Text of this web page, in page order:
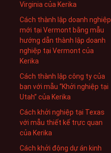
Virginia của Kerika
Cách thành lập doanh nghiệp
mới tại Vermont bằng mẫu
hướng dẫn thành lập doanh
nghiệp tại Vermont của
Kerika
Cách thành lập công ty của
bạn với mẫu “Khởi nghiệp tại
Utah” của Kerika
Cách khởi nghiệp tại Texas
với mẫu thiết kế trực quan
của Kerika
Cách khởi động dự án kinh